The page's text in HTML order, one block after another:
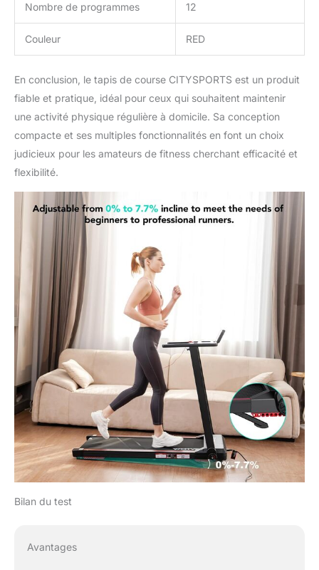
transmission maximale :
l'antenne), puissance
maximale du moteur :
1400W, ce qui garantit
faible niveau sonore et
une capacité de charge
allant jusqu'à 120 kg
garantissent une
Nombre de programmes 12
Couleur RED
En conclusion, le tapis de course CITYSPORTS est un produit
fiable et pratique, idéal pour ceux qui souhaitent maintenir
une activité physique régulière à domicile. Sa conception
compacte et ses multiples fonctionnalités en font un choix
judicieux pour les amateurs de fitness cherchant efficacité et
flexibilité.
Bilan du test
Avantages